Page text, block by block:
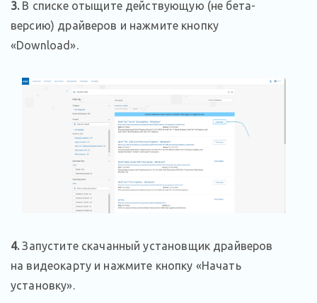
3. В списке отыщите действующую (не бета-
версию) драйверов и нажмите кнопку
«Download».
4.Запустите скачанный установщик драйверов
на видеокарту и нажмите кнопку «Начать
установку».